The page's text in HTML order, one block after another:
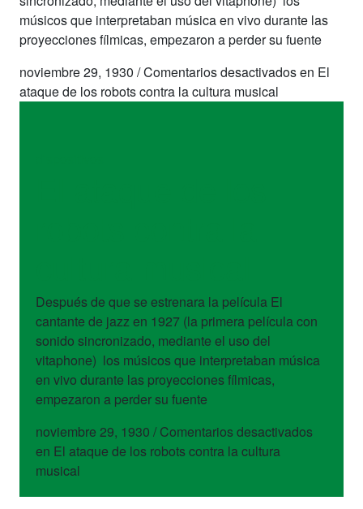
músicos que interpretaban música en vivo durante las
proyecciones fílmicas, empezaron a perder su fuente
noviembre 29, 1930 /Comentarios desactivadosen El
ataque de los robots contra la cultura musical
Después de que se estrenara la película El
cantante de jazz en 1927 (la primera película con
sonido sincronizado, mediante el uso del
vitaphone) los músicos que interpretaban música
en vivo durante las proyecciones fílmicas,
empezaron a perder su fuente
noviembre 29, 1930 / Comentarios desactivados
en El ataque de los robots contra la cultura
musical